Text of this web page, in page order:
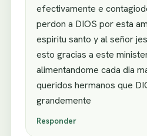
efectivamente e
perdon a DIOS por esta
espiritu santo y al señor
esto gracias a este
alimentandome cada dia
queridos hermanos que
grandemente
Responder